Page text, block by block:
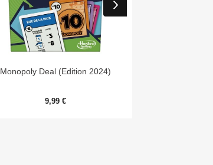
Aperçu rapide
Monopoly Deal (Edition 2024)
9,99 €